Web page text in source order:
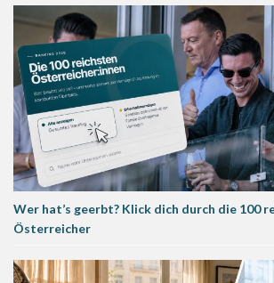
Wer hat’s geerbt? Klick dich durch die 100
Österreicher